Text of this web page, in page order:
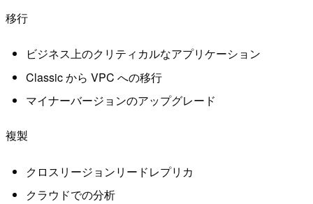
移行
ビジネス上のクリティカルなアプリケーション
Classic から VPC への移行
マイナーバージョンのアップグレード
複製
クロスリージョンリードレプリカ
クラウドでの分析